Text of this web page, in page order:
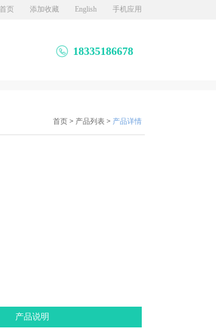
页 添加收藏 English 手机应用
18335186678
首页 > 产品列表 > 产品详情
产品说明